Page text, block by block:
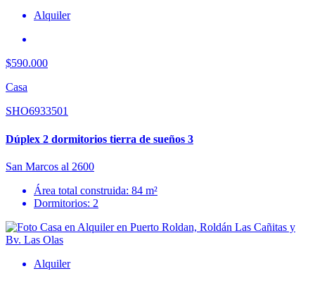
Alquiler
$590.000
Casa
SHO6933501
Dúplex 2 dormitorios tierra de sueños 3
San Marcos al 2600
Área total construida: 84 m²
Dormitorios: 2
Alquiler